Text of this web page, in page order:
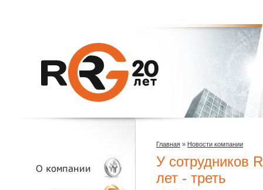
Главная » Новости компании
У сотрудников
лет - треть